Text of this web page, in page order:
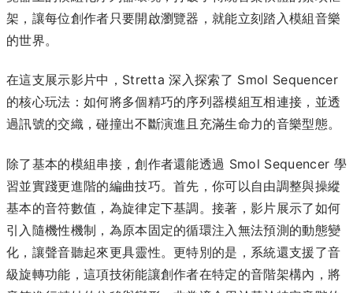
架，讓每位創作者只要開啟瀏覽器，就能立刻踏入模組音樂
的世界。
在這支展示影片中，Stretta 深入探索了 Smol Sequencer
的核心玩法：如何將多個精巧的序列器模組互相連接，並透
過訊號的交織，碰撞出不斷演進且充滿生命力的音樂型態。
除了基本的模組串接，創作者還能透過 Smol Sequencer 學
習並實踐更進階的編曲技巧。首先，你可以自由調整與操縱
基本的音符數值，為旋律定下基調。接著，影片展示了如何
引入隨機性機制，為原本固定的循環注入無法預測的動態變
化，讓聲音聽起來更具靈性。更特別的是，系統還支援了音
級旋轉功能，這項技術能讓創作者在特定的音階架構內，將